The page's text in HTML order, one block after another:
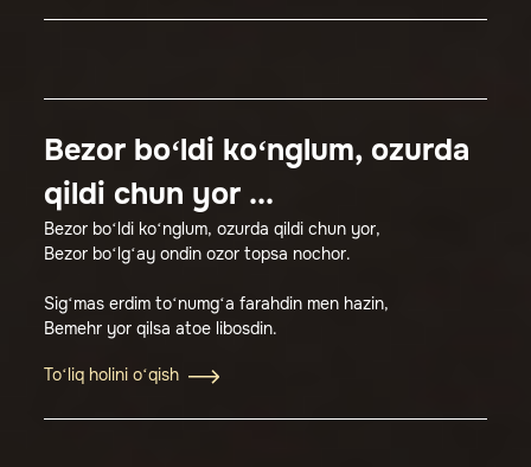
Bezor bo‘ldi ko‘nglum, ozurda
qildi chun yor ...
Bezor bo‘ldi ko‘nglum, ozurda qildi chun yor,
Bezor bo‘lg‘ay ondin ozor topsa nochor.
Sig‘mas erdim to‘numg‘a farahdin men hazin,
Bemehr yor qilsa atoe libosdin.
To‘liq holini o‘qish